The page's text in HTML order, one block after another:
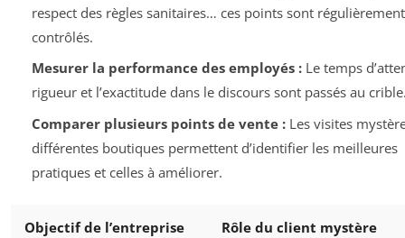
respect des règles sanitaires… ces points sont régulièrement
contrôlés.
Mesurer la performance des employés :Le temps
rigueur et l’exactitude dans le discours sont passés au
Comparer plusieurs points de vente :Les visites
différentes boutiques permettent d’identifier les meilleures
pratiques et celles à améliorer.
Objectif de l’entreprise Rôle du client mystère